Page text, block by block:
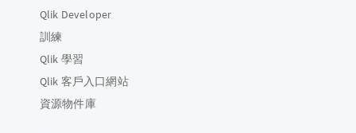
Qlik Developer
訓練
Qlik 學習
Qlik 客戶入口網站
資源物件庫